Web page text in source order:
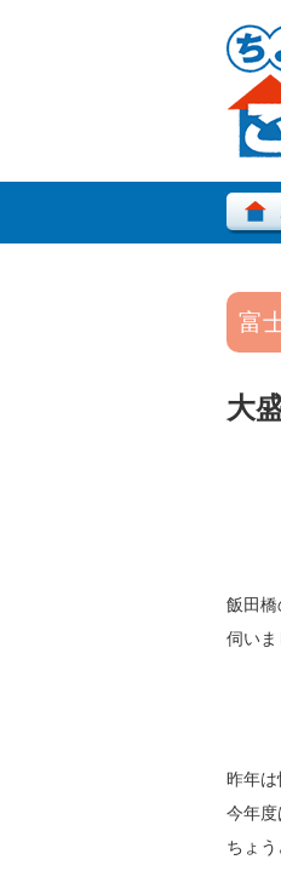
富
大
飯田
伺いま
昨年は
今年度
ちょ